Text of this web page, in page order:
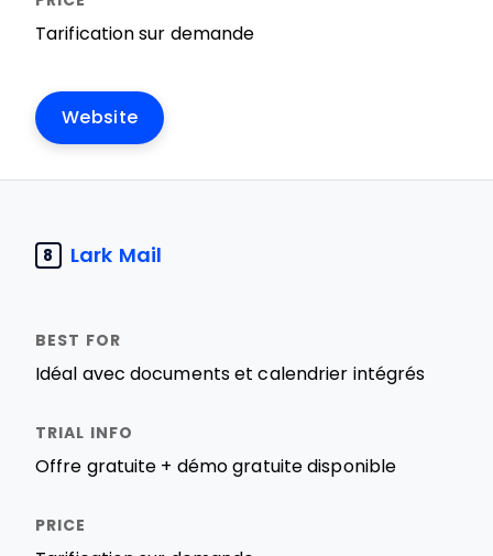
Tarification sur demande
Website
8 Lark Mail
Idéal avec documents et calendrier intégrés
Offre gratuite + démo gratuite disponible